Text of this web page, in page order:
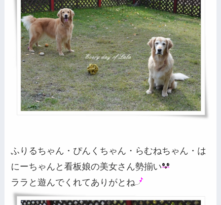
ふりるちゃん・ぴんくちゃん・らむねちゃん・は
にーちゃんと看板娘の美女さん勢揃い
ララと遊んでくれてありがとね